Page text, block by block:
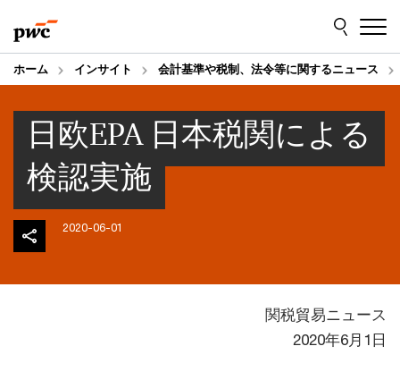
to
content
to
footer
ホーム インサイト 会計基準や税制、法令等に関するニュース
日欧EPA 日本税関による
検認実施
2020-06-01
関税貿易ニュース
2020年6月1日